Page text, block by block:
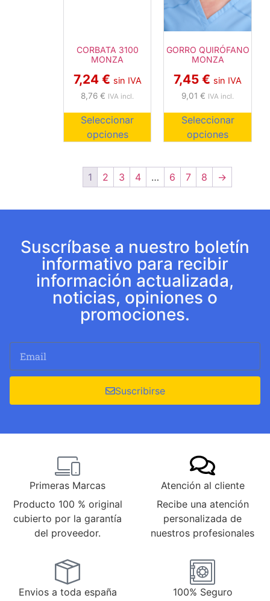
CORBATA 3100
MONZA
7,24 € sin IVA
8,76€ IVA incl.
Seleccionar
opciones
GORRO QUIRÓFANO
MONZA
7,45€ sin IVA
9,01€ IVA incl.
Seleccionar
opciones
1 2 3 4 … 6 7 8 →
Suscríbase a nuestro boletín
informativo para recibir
información actualizada,
noticias, opiniones o
promociones.
Suscribirse
Primeras Marcas
Producto 100 % original
cubierto por la garantía
del proveedor.
Atención al cliente
Recibe una atención
personalizada de
nuestros profesionales
Envios a toda españa
100% Seguro